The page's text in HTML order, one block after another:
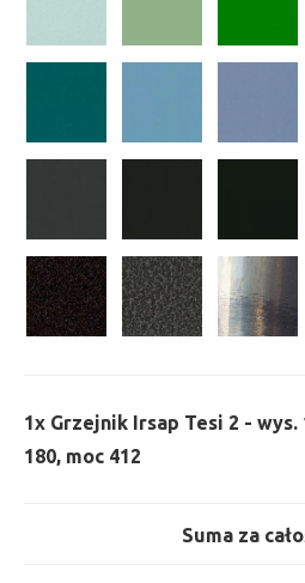
1x Grzejnik Irsap Tesi 2 - wys.
180, moc 412
Suma za